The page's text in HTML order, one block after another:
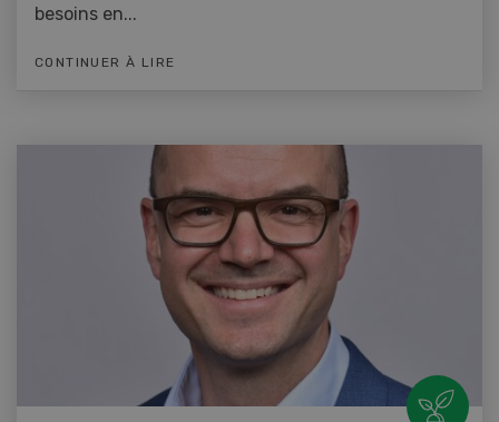
besoins en...
CONTINUER À LIRE